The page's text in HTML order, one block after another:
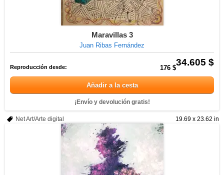
Maravillas 3
Juan Ribas Fernández
34.605 $
Reproducción desde: 176 $
Añadir a la cesta
¡Envío y devolución gratis!
19.69 x 23.62 in
Net Art/Arte digital